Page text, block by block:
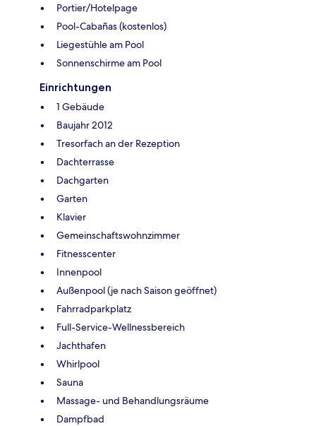
Portier/Hotelpage
Pool-Cabañas (kostenlos)
Liegestühle am Pool
Sonnenschirme am Pool
Einrichtungen
1 Gebäude
Baujahr 2012
Tresorfach an der Rezeption
Dachterrasse
Dachgarten
Garten
Klavier
Gemeinschaftswohnzimmer
Fitnesscenter
Innenpool
Außenpool (je nach Saison geöffnet)
Fahrradparkplatz
Full-Service-Wellnessbereich
Jachthafen
Whirlpool
Sauna
Massage- und Behandlungsräume
Dampfbad